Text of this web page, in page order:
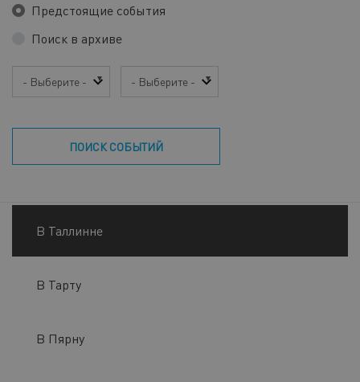
Предстоящие события
Поиск в архиве
Год Месяц
ПОИСК СОБЫТИЙ
В Таллинне
В Тарту
В Пярну